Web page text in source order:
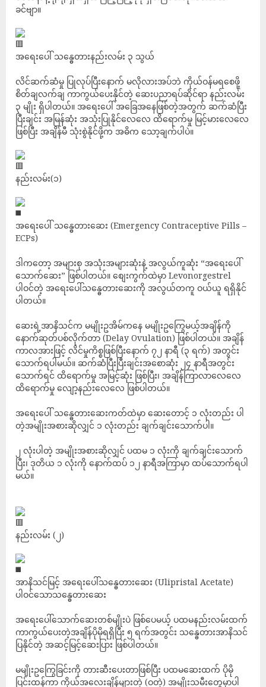
ခင်ဗျာ။
အရေးပေါ် သန္ဓေတားနည်းလမ်း ၃ သွယ်
လိင်ဆက်ဆံမှု ပြုလုပ်ပြီးနောက် မလိုလားအပ်ဘဲ ကိုယ်ဝန်မရစေဖို့
စိတ်ချလက်ချ ကာကွယ်ပေးနိုင်တဲ့ ဆေးပညာရပ်ဆိုင်ရာ နည်းလမ်း
၃ မျိုး ရှိပါတယ်။ အရေးပေါ် အခြေအနေဖြစ်တဲ့အတွက် ဆက်ဆံပြီး
ပြီးချင်း အမြန်ဆုံး အသုံးပြုနိုင်လေလေ ထိရောက်မှု မြင့်မားလေလေ
ဖြစ်ပြီး အချိန်မီ သုံးစွဲနိုင်ဖို့က အဓိက သော့ချက်ပါပဲ။
နည်းလမ်း(၁)
အရေးပေါ် သန္ဓေတားဆေး (Emergency Contraceptive Pills –
ECPs)
ဒါကတော့ အများစု အသုံးအများဆုံးနဲ့ အလွယ်ကူဆုံး “အရေးပေါ်
သောက်ဆေး” ဖြစ်ပါတယ်။ စျေးကွက်ထဲမှာ Levonorgestrel
ပါဝင်တဲ့ အရေးပေါ်သန္ဓေတားဆေးကို အလွယ်တကူ ဝယ်ယူ ရရှိနိုင်
ပါတယ်။
ဆေးရဲ့အာနိသင်က မမျိုးဥအိမ်ကနေ မမျိုးဥကြွေမယ့်အချိန်ကို
နောက်ဆုတ်ပစ်လိုက်တာ (Delay Ovulation) ဖြစ်ပါတယ်။ အချိန်
ကာလအားဖြင့် လိင်မှုကိစ္စဖြစ်ပြီးနောက် ၇၂ နာရီ (၃ ရက်) အတွင်း
သောက်ရပါမယ်။ ဆက်ဆံပြီးပြီးချင်းအစောဆုံး ၂၄ နာရီအတွင်း
သောက်ရင် ထိရောက်မှု အမြင့်ဆုံး ဖြစ်ပြီး၊ အချိန်ကြာလာလေလေ
ထိရောက်မှု လျော့နည်းလေလေ ဖြစ်ပါတယ်။
အရေးပေါ် သန္ဓေတား‌ဆေးကတ်ထဲမှာ ဆေးတောင့် ၁ လုံးတည်း ပါ
တဲ့အမျိုးအစားဆိုလျှင် ၁ လုံးတည်း ချက်ချင်းသောက်ပါ။
၂ လုံးပါတဲ့ အမျိုးအစားဆိုလျှင် ပထမ ၁ လုံးကို ချက်ချင်းသောက်
ပြီး၊ ဒုတိယ ၁ လုံးကို နောက်ထပ် ၁၂ နာရီအကြာမှာ ထပ်သောက်ရပါ
မယ်။
နည်းလမ်း (၂)
အာနိသင်မြင့် အရေးပေါ်သန္ဓေတားဆေး (Ulipristal Acetate)
ပါဝင်သောသန္ဓေတားဆေး
အရေးပေါ်သောက်ဆေးတစ်မျိုးပဲ ဖြစ်ပေမယ့် ပထမနည်းလမ်းထက်
ကာကွယ်ပေးတဲ့အချိန်ပိုမိုရရှိပြီး ၅ ရက်အတွင်း သန္ဓေတားအာနိသင်
ပြနိုင်တဲ့ အဆင့်မြင့်ဆေးပြား ဖြစ်ပါတယ်။
မမျိုးဥကြွေခြင်းကို တားဆီးပေးတာဖြစ်ပြီး ပထမဆေးထက် ပိုမို
ပြင်းထန်ကာ ကိုယ်အလေးချိန်များတဲ့ (ဝတဲ့) အမျိုးသမီးတွေမှာပါ